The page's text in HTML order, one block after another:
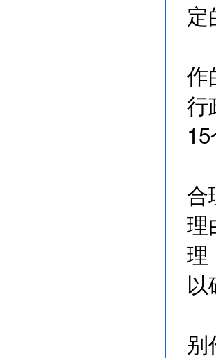
定
作
行
合
理
理
以
别